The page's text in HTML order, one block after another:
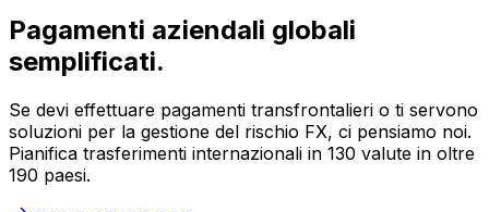
Pagamenti aziendali globali
semplificati.
Se devi effettuare pagamenti transfrontalieri o ti servono
soluzioni per la gestione del rischio FX, ci pensiamo noi.
Pianifica trasferimenti internazionali in 130 valute in oltre
190 paesi.